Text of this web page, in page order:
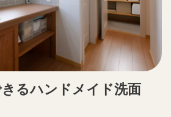
るハンドメイド洗面